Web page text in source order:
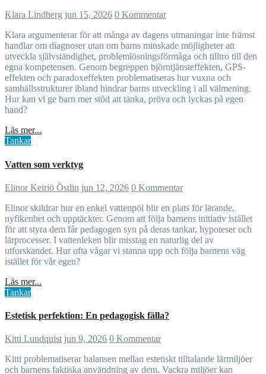
Klara Lindberg jun 15, 2026 0 Kommentar
Klara argumenterar för att många av dagens utmaningar inte främst
handlar om diagnoser utan om barns minskade möjligheter att
utveckla självständighet, problemlösningsförmåga och tilltro till den
egna kompetensen. Genom begreppen björntjänsteffekten, GPS-
effekten och paradoxeffekten problematiseras hur vuxna och
samhällsstrukturer ibland hindrar barns utveckling i all välmening.
Hur kan vi ge barn mer stöd att tänka, pröva och lyckas på egen
hand?
Läs mer...
Tankar
Vatten som verktyg
Elinor Keiriö Östlin jun 12, 2026 0 Kommentar
Elinor skildrar hur en enkel vattenpöl blir en plats för lärande,
nyfikenhet och upptäckter. Genom att följa barnens initiativ istället
för att styra dem får pedagogen syn på deras tankar, hypoteser och
lärprocesser. I vattenleken blir misstag en naturlig del av
utforskandet. Hur ofta vågar vi stanna upp och följa barnens väg
istället för vår egen?
Läs mer...
Tankar
Estetisk perfektion: En pedagogisk fälla?
Kitti Lundquist jun 9, 2026 0 Kommentar
Kitti problematiserar balansen mellan estetiskt tilltalande lärmiljöer
och barnens faktiska användning av dem. Vackra miljöer kan